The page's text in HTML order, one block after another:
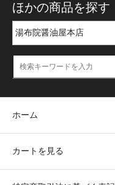
ほかの商品を探す
ホーム
カートを見る